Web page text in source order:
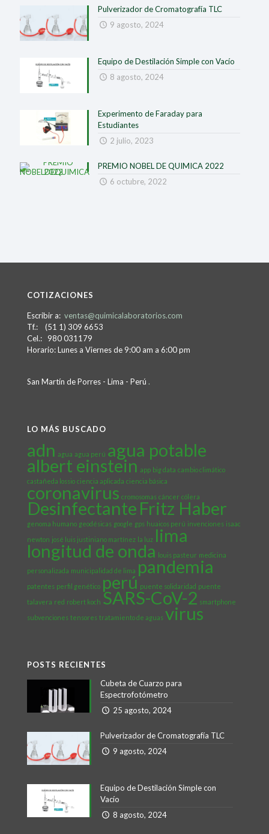
Pulverizador de Cromatografía TLC
9 agosto, 2024
Equipo de Destilación Simple con Vacío
8 agosto, 2024
Experimento de Faraday para
Estudiantes
2 julio, 2023
PREMIO NOBEL DE QUIMICA 2022
6 octubre, 2022
COTIZACIONES
Escribir a: ventas@quimicalaboratorios.com
Tf.: (51 1) 309 6653
Cel.: 980 031179
Horario: Lunes a Viernes de 9:00 am a 6:00 pm
San Martín de Porres - Lima - Perú .
LO MÁS BUSCADO
adn agua agua perú agua potable
albert einstein app big data cambio climático
castañeda lossio ciencia aplicada ciencia básica
coronavirus cromosomas cáncer cólera
Desinfectante Fritz Haber
genoma humano geodésicas google gps huaicos perú invenciones isaac
newton josé luis justiniano martínez la luz lima
longitud de onda louis pasteur medicina
personalizada municipalidad de lima pandemia
patentes perfil genético perú puente solidaridad puente
talavera red robert koch SARS-CoV-2 smartphone
subvenciones tensores tratamiento de aguas virus
POSTS RECIENTES
Cubeta de Cuarzo para
Espectrofotómetro
25 agosto, 2024
Pulverizador de Cromatografía TLC
9 agosto, 2024
Equipo de Destilación Simple con
Vacío
8 agosto, 2024